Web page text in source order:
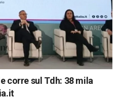
corre sul Tdh: 38 mila